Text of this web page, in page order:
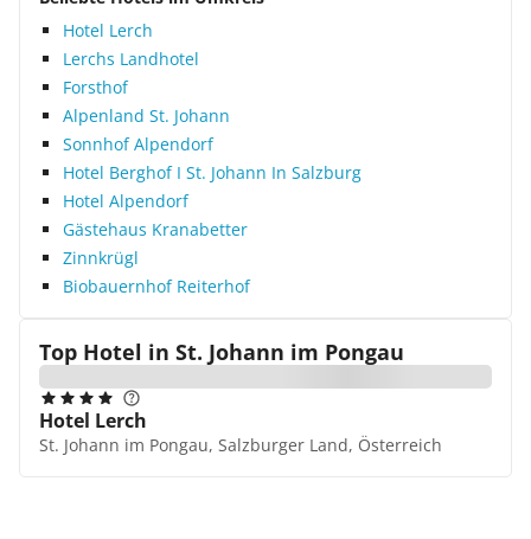
Hotel Lerch
Lerchs Landhotel
Forsthof
Alpenland St. Johann
Sonnhof Alpendorf
Hotel Berghof I St. Johann In Salzburg
Hotel Alpendorf
Gästehaus Kranabetter
Zinnkrügl
Biobauernhof Reiterhof
Top Hotel in St. Johann im Pongau
Hotel Lerch
St. Johann im Pongau, Salzburger Land, Österreich